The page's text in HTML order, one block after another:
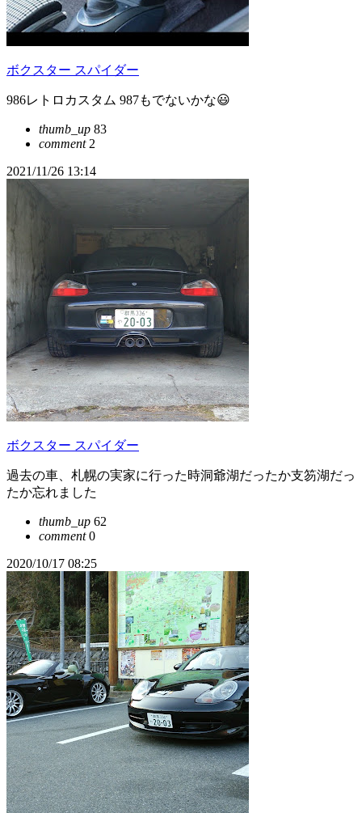
ボクスター スパイダー
986レトロカスタム 987もでないかな😃
thumb_up 83
comment2
2021/11/26 13:14
ボクスター スパイダー
過去の車、札幌の実家に行った時洞爺湖だったか支笏湖だっ
たか忘れました
thumb_up 62
comment0
2020/10/17 08:25